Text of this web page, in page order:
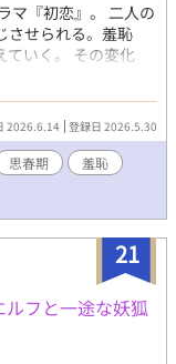
マ『初恋』。 二人の
させられる。羞恥
いく。 その変化
くで見つめ続けて
大人の罪悪感を描く
ノンケの先輩を好き
を撮影するという小
てもわかるように
ればと思います。
のでご注意くださ
たちを生々しく撮影
ョンを貰いました。
2026.6.14 登録日 2026.5.30
思春期
羞恥
21
フと一途な妖狐